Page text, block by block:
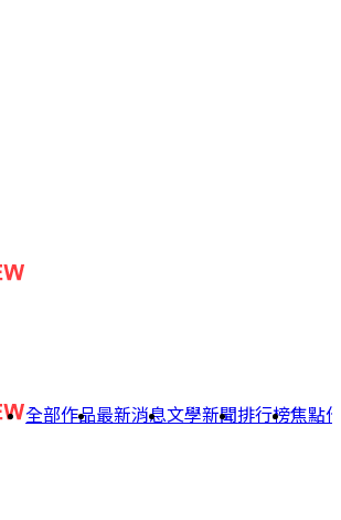
全部作品最新消息文學新聞排行榜焦點